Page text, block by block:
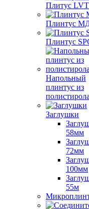
Плитус LVT
Плинтус
Плинтус
Напольный
плинтус из
полистирола
Заглушки
58мм
72мм
100мм
55м